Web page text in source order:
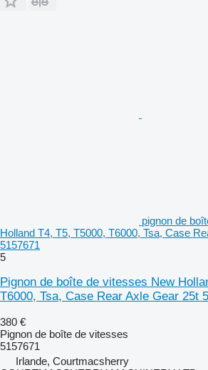
pignon de
Holland T4, T5, T5000, T6000, Tsa, Case
5157671
5
Pignon de boîte de vitesses New
T6000, Tsa, Case Rear Axle Gear 25t
380 €
Pignon de boîte de vitesses
5157671
Irlande, Courtmacsherry